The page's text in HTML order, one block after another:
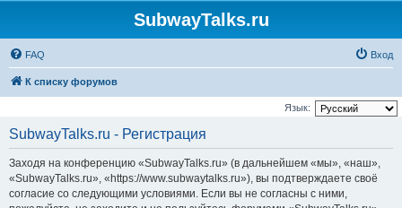
SubwayTalks.ru
FAQ Вход
К списку форумов
Язык:
SubwayTalks.ru - Регистрация
Заходя на конференцию «SubwayTalks.ru» (в дальнейшем «мы», «наш»,
«SubwayTalks.ru», «https://www.subwaytalks.ru»), вы подтверждаете своё
согласие со следующими условиями. Если вы не согласны с ними,